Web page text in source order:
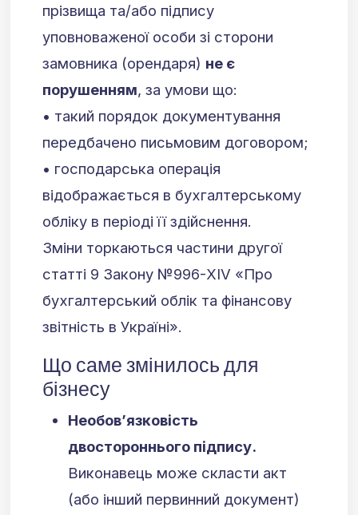
прізвища та/або підпису
уповноваженої особи зі сторони
замовника (орендаря) не є
порушенням, за умови що:
• такий порядок документування
передбачено письмовим договором;
• господарська операція
відображається в бухгалтерському
обліку в періоді її здійснення.
Зміни торкаються частини другої
статті 9 Закону №996-XIV «Про
бухгалтерський облік та фінансову
звітність в Україні».
Що саме змінилось для
бізнесу
Необов’язковість
двостороннього підпису.
Виконавець може скласти акт
(або інший первинний документ)